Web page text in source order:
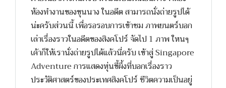
ห้องทำงานของขุนนาง ในอดีต สามารถนั่งถ่ายรูปได้
น่ะครับส่วนนี้ เพื่อรอรอบการเข้าชม ภาพยนตร์บอก
เล่าเรื่องราวในอดีตของสิงคโปร์ จัดไป 1 ภาพ ใหนๆ
เค้าก็ให้เรานั่งถ่ายรูปได้แล้วนี่ครับ เข้าสู่ Singapore
Adventure การแสดงหุ่นขี้ผึ้งที่บอกเรื่องราว
ประวัติศาสตร์ของประเทศสิงคโปร์ ชีวิตความเป็นอยู่